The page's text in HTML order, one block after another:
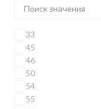
33
45
46
50
54
55